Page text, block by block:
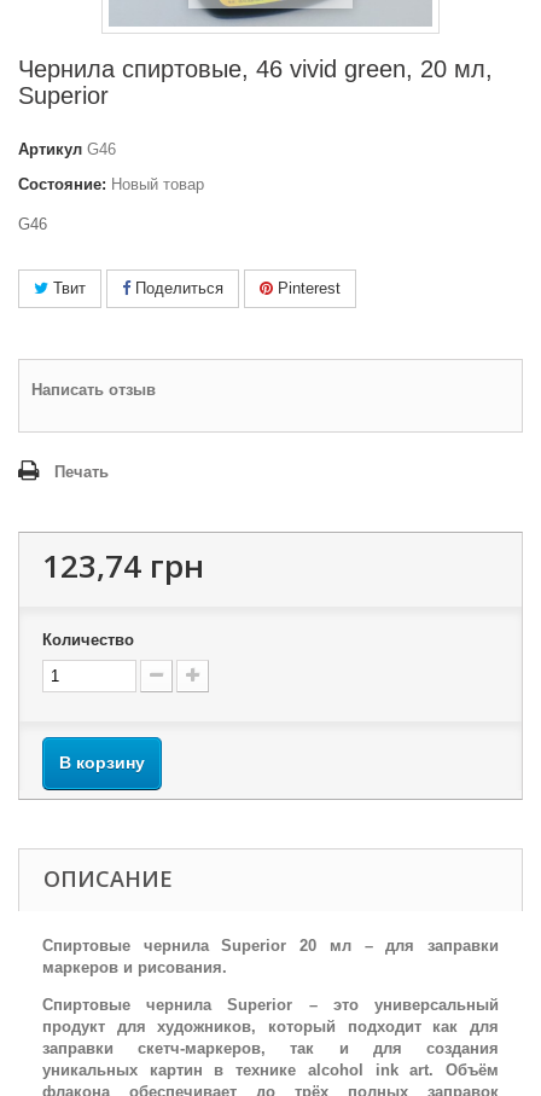
Чернила спиртовые, 46 vivid green, 20 мл,
Superior
Артикул G46
Состояние: Новый товар
G46
Твит Поделиться Pinterest
Написать отзыв
Печать
123,74 грн
Количество
В корзину
ОПИСАНИЕ
Спиртовые чернила Superior 20 мл – для заправки
маркеров и рисования.
Спиртовые чернила Superior – это универсальный
продукт для художников, который подходит как для
заправки скетч-маркеров, так и для создания
уникальных картин в технике alcohol ink art. Объём
флакона обеспечивает до трёх полных заправок